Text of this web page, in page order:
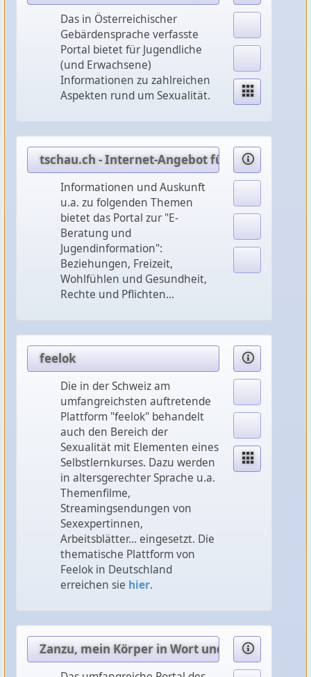
Das in Österreichischer
Gebärdensprache verfasste
Portal bietet für Jugendliche
(und Erwachsene)
Informationen zu zahlreichen
Aspekten rund um Sexualität.
tschau.ch - Internet-Angebot für Jugendliche
Informationen und Auskunft
u.a. zu folgenden Themen
bietet das Portal zur "E-
Beratung und
Jugendinformation":
Beziehungen, Freizeit,
Wohlfühlen und Gesundheit,
Rechte und Pflichten...
feelok
Die in der Schweiz am
umfangreichsten auftretende
Plattform "feelok" behandelt
auch den Bereich der
Sexualität mit Elementen eines
Selbstlernkurses. Dazu werden
in altersgerechter Sprache u.a.
Themenfilme,
Streamingsendungen von
Sexexpertinnen,
Arbeitsblätter... eingesetzt. Die
thematische Plattform von
Feelok in Deutschland
erreichen sie hier.
Zanzu, mein Körper in Wort und Bild